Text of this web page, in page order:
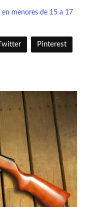
menores de 15 a 17
Twitter Pinterest